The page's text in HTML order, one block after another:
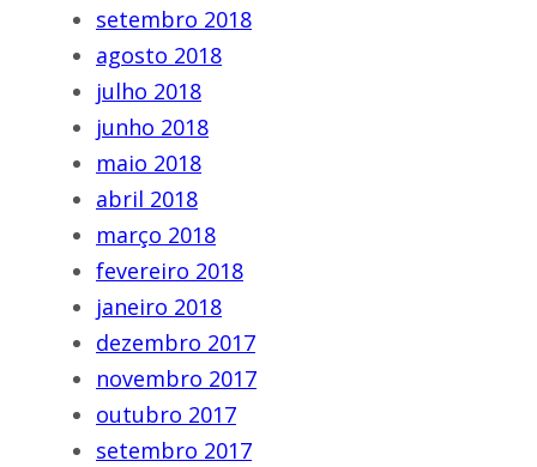
setembro 2018
agosto 2018
julho 2018
junho 2018
maio 2018
abril 2018
março 2018
fevereiro 2018
janeiro 2018
dezembro 2017
novembro 2017
outubro 2017
setembro 2017